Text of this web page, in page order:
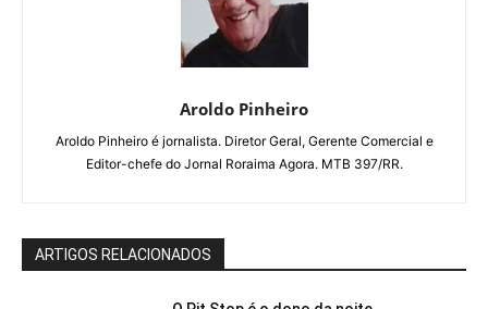
Aroldo Pinheiro
Aroldo Pinheiro é jornalista. Diretor Geral, Gerente Comercial e
Editor-chefe do Jornal Roraima Agora. MTB 397/RR.
ARTIGOS RELACIONADOS